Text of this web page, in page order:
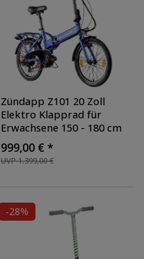
Zündapp Z101 20 Zoll
Elektro Klapprad für
Erwachsene 150 - 180 cm
6 Gang E Klappfahrrad E
Bike Faltrad Pedelec
StVZO, Farbe: blau
UVP 1.399,00 €
999,00 € *
-28%